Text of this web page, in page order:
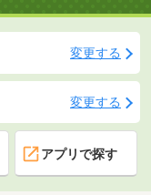
変更する
変更する
アプリで探す